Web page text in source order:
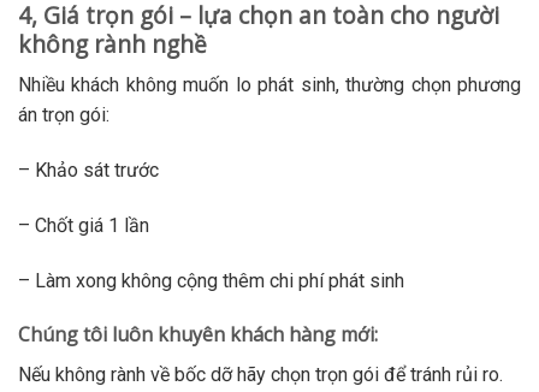
4, Giá trọn gói – lựa chọn an toàn cho người
không rành nghề
Nhiều khách không muốn lo phát sinh, thường chọn phương
án trọn gói:
– Khảo sát trước
– Chốt giá 1 lần
– Làm xong không cộng thêm chi phí phát sinh
Chúng tôi luôn khuyên khách hàng mới:
Nếu không rành về bốc dỡ hãy chọn trọn gói để tránh rủi ro.